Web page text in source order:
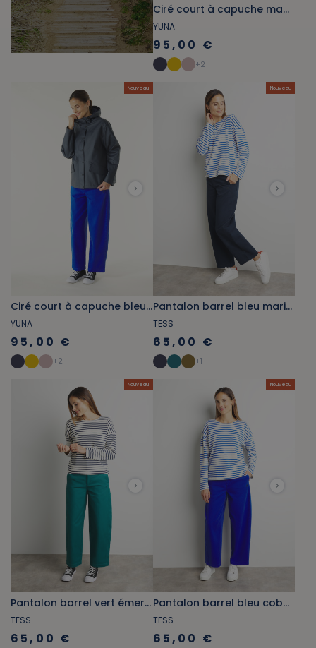
Ciré court à capuche mauve pâle doublé coton
YUNA
95,00 €
+2
Nouveau
Ciré court à capuche bleu marine doublé coton
YUNA
95,00 €
+2
Nouveau
Pantalon barrel bleu marine
TESS
65,00 €
+1
Nouveau
Pantalon barrel vert émeraude
TESS
65,00 €
Nouveau
Pantalon barrel bleu cobalt
TESS
65,00 €